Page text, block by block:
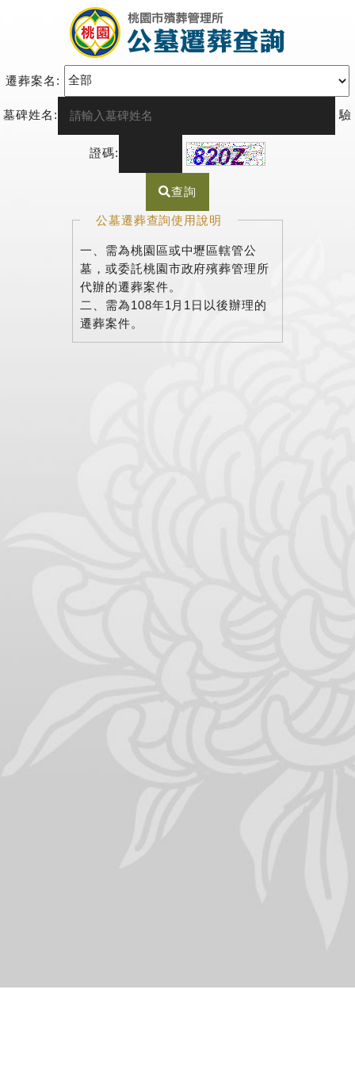
遷葬案名:
墓碑姓名: 驗
證碼:
查詢
公墓遷葬查詢使用說明
一、需為桃園區或中壢區轄管公
墓，或委託桃園市政府殯葬管理所
代辦的遷葬案件。
二、需為108年1月1日以後辦理的
遷葬案件。